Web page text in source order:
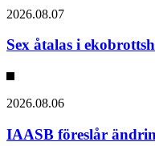
2026.08.07
Sex åtalas i
2026.08.06
IAASB föreslår